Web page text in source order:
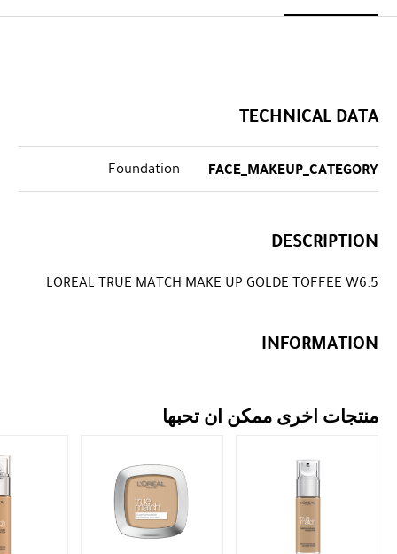
TECHNICAL DATA
FACE_MAKEUP_CATEGORY
Foundation
DESCRIPTION
LOREAL TRUE MATCH MAKE UP GOLDE TOFFEE W6.5
INFORMATION
منتجات اخرى ممكن ان تحبها